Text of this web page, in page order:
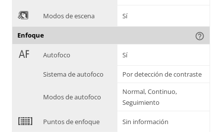
0 Modos de escena Sí
Enfoque help_outline
1 Autofoco Sí
Sistema de autofoco Por detección de contraste
Modos de autofoco
Normal, Continuo,
Seguimiento
2 Puntos de enfoque Sin información